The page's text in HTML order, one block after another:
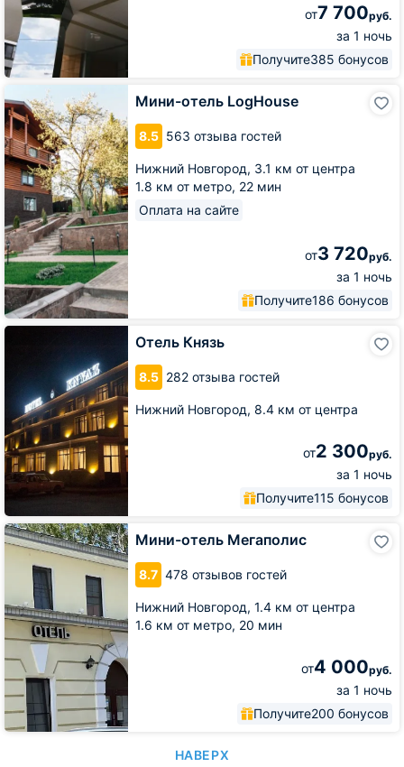
от7 700руб.
за 1 ночь
Получите385 бонусов
Мини-отель LogHouse
8.5 563 отзыва гостей
Нижний Новгород, 3.1 км от центра
1.8 км от метро, 22 мин
Оплата на сайте
от3 720руб.
за 1 ночь
Получите186 бонусов
отель
LogHouse
Отель Князь
8.5 282 отзыва гостей
Нижний Новгород, 8.4 км от центра
от2 300руб.
за 1 ночь
Получите115 бонусов
Отель
Мини-отель Мегаполис
8.7 478 отзывов гостей
Нижний Новгород, 1.4 км от центра
1.6 км от метро, 20 мин
от4 000руб.
за 1 ночь
Получите200 бонусов
Мини-
отель
Мегаполис
НАВЕРХ